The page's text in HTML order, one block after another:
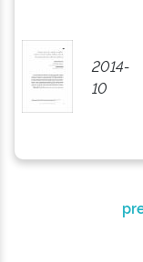
2014-
10